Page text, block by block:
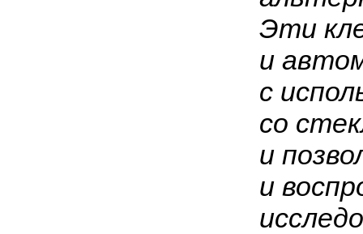
Эти
и
с
со
и
и